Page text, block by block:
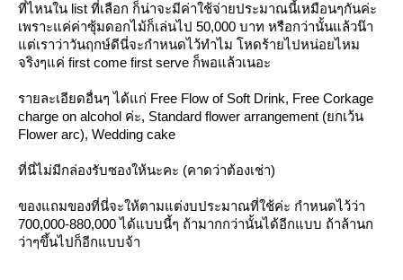
ที่ไหนใน list ที่เลือก ก็น่าจะมีค่าใช้จ่ายประมาณนี้เหมือนๆกันค่ะ
เพราะแค่ค่าซุ้มดอกไม้ก็เล่นไป 50,000 บาท หรือกว่านั้นแล้วน๊า
ต่เราว่าวันฤกษ์ดีนี่จะกำหนดไว้ทำไม โหดร้ายไปหน่อยไหม
จริงๆแค่ first come first serve ก็พอแล้วเนอะ
รายละเอียดอื่นๆ ได้แก่ Free Flow of Soft Drink, Free Corkage
charge on alcohol ค่ะ, Standard flower arrangement (ยกเว้น
Flower arc), Wedding cake
ที่นี่ไม่มีกล่องรับซองให้นะคะ (คาดว่าต้องเช่า)
ของแถมของที่นี่จะให้ตามแต่งบประมาณที่ใช้ค่ะ กำหนดไว้ว่า
700,000-880,000 ได้แบบนี้ๆ ถ้ามากกว่านั้นได้อีกแบบ ถ้าล้านก
ว่าๆขึ้นไปก็อีกแบบจ้า